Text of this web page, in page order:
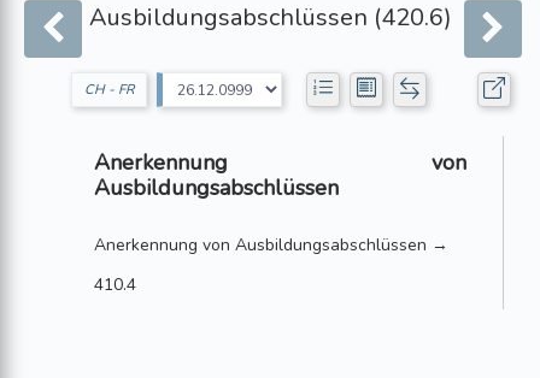
Ausbildungsabschlüssen (420.6)
CH - FR
Anerkennung von
Ausbildungsabschlüssen
Anerkennung von Ausbildungsabschlüssen →
410.4